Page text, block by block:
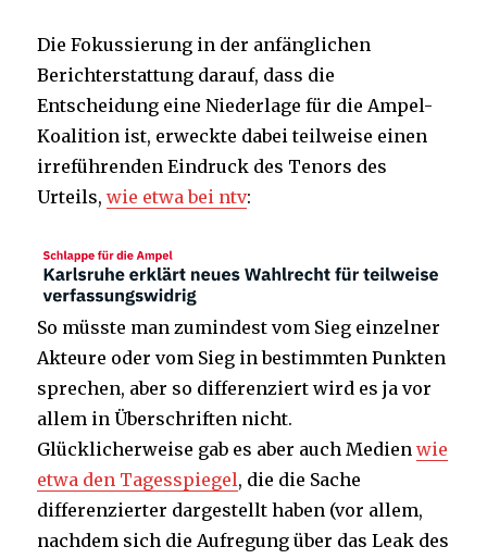
Die Fokussierung in der anfänglichen
Berichterstattung darauf, dass die
Entscheidung eine Niederlage für die Ampel-
Koalition ist, erweckte dabei teilweise einen
irreführenden Eindruck des Tenors des
Urteils,wie etwa bei ntv:
So müsste man zumindest vom Sieg einzelner
Akteure oder vom Sieg in bestimmten Punkten
sprechen, aber so differenziert wird es ja vor
allem in Überschriften nicht.
Glücklicherweise gab es aber auch Medienwie
etwa den Tagesspiegel, die die Sache
differenzierter dargestellt haben (vor allem,
nachdem sich die Aufregung über das Leak des